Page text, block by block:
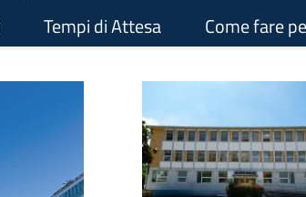
Tempi di Attesa Come fare